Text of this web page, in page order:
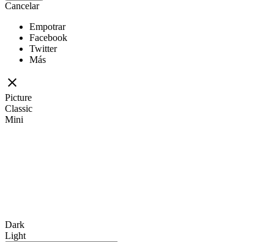
Cancelar
Empotrar
Facebook
Twitter
Más
Picture
Classic
Mini
Dark
Light